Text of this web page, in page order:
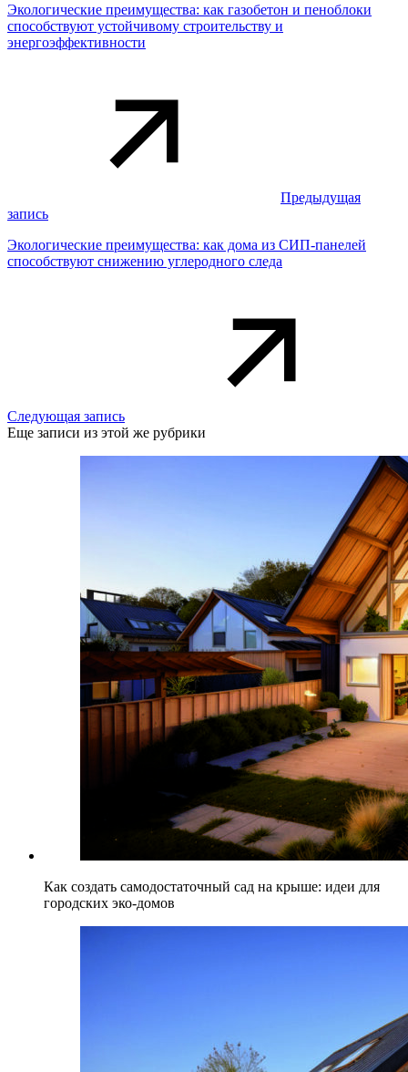
Экологические преимущества: как газобетон и пеноблоки
способствуют устойчивому строительству и
энергоэффективности
Предыдущая
запись
Экологические преимущества: как дома из СИП-панелей
способствуют снижению углеродного следа
Следующая запись
Еще записи из этой же рубрики
Как создать самодостаточный сад на крыше: идеи для
городских эко-домов